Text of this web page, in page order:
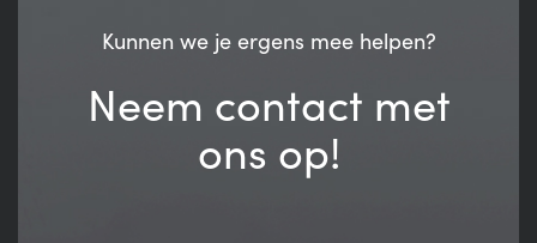
Kunnen we je ergens mee helpen?
Neem contact met
ons op!